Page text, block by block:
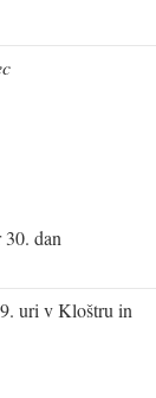
dan
uri v Kloštru in